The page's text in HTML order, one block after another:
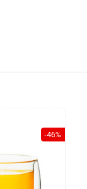
-46%